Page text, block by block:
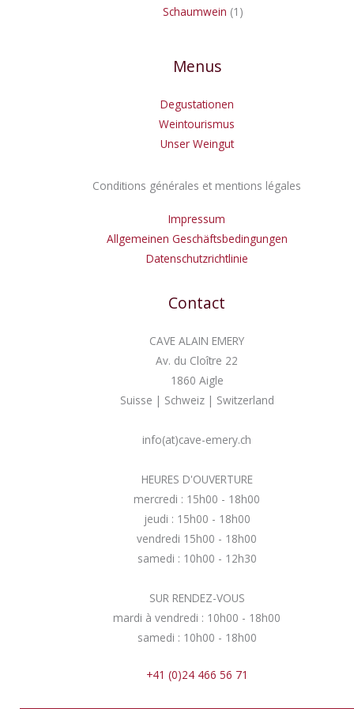
Schaumwein 1
Menus
Degustationen
Weintourismus
Unser Weingut
Conditions générales et mentions légales
Impressum
Allgemeinen Geschäftsbedingungen
Datenschutzrichtlinie
Contact
CAVE ALAIN EMERY
Av. du Cloître 22
1860 Aigle
Suisse | Schweiz | Switzerland
info(at)cave-emery.ch
HEURES D'OUVERTURE
mercredi : 15h00 - 18h00
jeudi : 15h00 - 18h00
vendredi 15h00 - 18h00
samedi : 10h00 - 12h30
SUR RENDEZ-VOUS
mardi à vendredi : 10h00 - 18h00
samedi : 10h00 - 18h00
+41 (0)24 466 56 71